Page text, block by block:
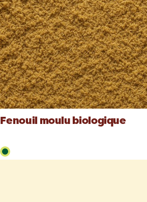
Fenouil moulu biologique